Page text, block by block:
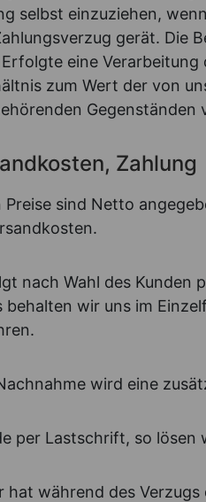
selbst einzuziehen,
gerät. Die
eine
zum Wert der von
Zahlung
Preise sind Netto
nach Wahl des Kunden
behalten wir uns im
wird eine
per Lastschrift, so lösen
hat während des